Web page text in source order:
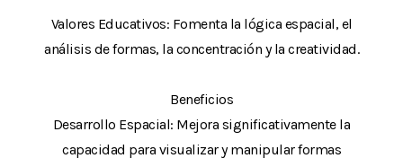
Valores Educativos: Fomenta la lógica espacial, el
análisis de formas, la concentración y la creatividad.
Beneficios
Desarrollo Espacial: Mejora significativamente la
capacidad para visualizar y manipular formas